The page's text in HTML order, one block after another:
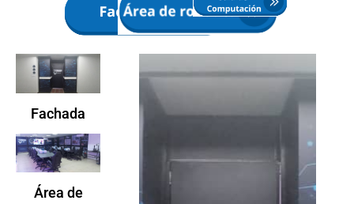
Fachada
Área de